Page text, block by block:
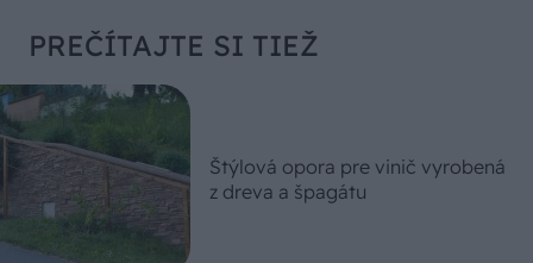
PREČÍTAJTE SI TIEŽ
Štýlová opora pre vinič vyrobená
z dreva a špagátu